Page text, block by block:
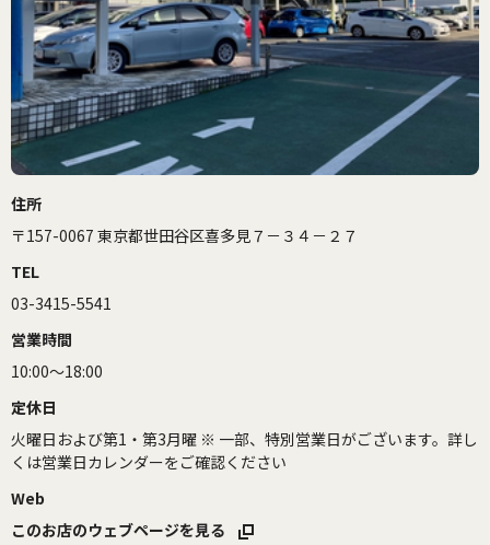
住所
〒157-0067 東京都世田谷区喜多見７－３４－２７
TEL
03-3415-5541
営業時間
10:00～18:00
定休日
火曜日および第1・第3月曜 ※ 一部、特別営業日がございます。詳し
くは営業日カレンダーをご確認ください
Web
このお店のウェブページを見る